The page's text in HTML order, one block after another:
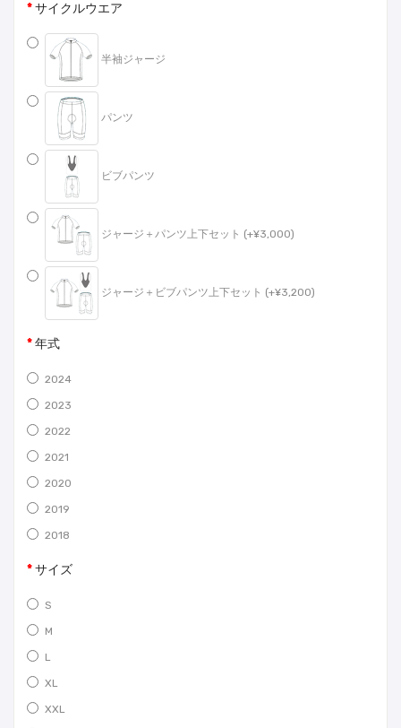
サイクルウエア
半袖ジャージ
パンツ
ビブパンツ
ジャージ＋パンツ上下セット (+¥3,000)
ジャージ＋ビブパンツ上下セット (+¥3,200)
年式
2024
2023
2022
2021
2020
2019
2018
サイズ
S
M
L
XL
XXL